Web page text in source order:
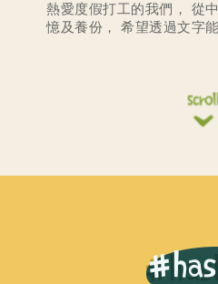
熱愛度假打工的我們，
從
憶及養份，
希望透過文字